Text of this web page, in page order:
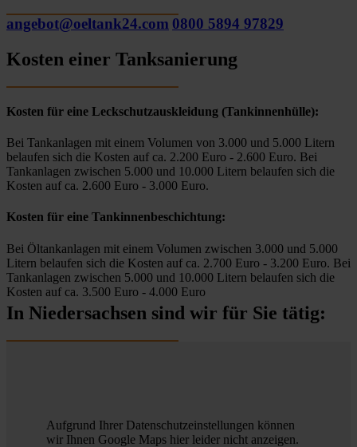
angebot@oeltank24.com 0800 5894 97829
Kosten einer Tanksanierung
Kosten für eine Leckschutzauskleidung (Tankinnenhülle):
Bei Tankanlagen mit einem Volumen von 3.000 und 5.000 Litern
belaufen sich die Kosten auf ca. 2.200 Euro - 2.600 Euro. Bei
Tankanlagen zwischen 5.000 und 10.000 Litern belaufen sich die
Kosten auf ca. 2.600 Euro - 3.000 Euro.
Kosten für eine Tankinnenbeschichtung:
Bei Öltankanlagen mit einem Volumen zwischen 3.000 und 5.000
Litern belaufen sich die Kosten auf ca. 2.700 Euro - 3.200 Euro. Bei
Tankanlagen zwischen 5.000 und 10.000 Litern belaufen sich die
Kosten auf ca. 3.500 Euro - 4.000 Euro
In Niedersachsen sind wir für Sie tätig:
Aufgrund Ihrer Datenschutzeinstellungen können
wir Ihnen Google Maps hier leider nicht anzeigen.